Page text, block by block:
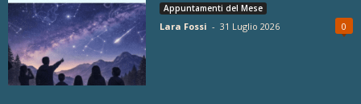
Appuntamenti del Mese
Lara Fossi - 31 Luglio 2026 0